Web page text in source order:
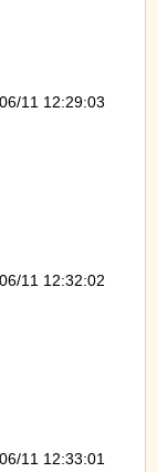
11 12:29:03
11 12:32:02
11 12:33:01